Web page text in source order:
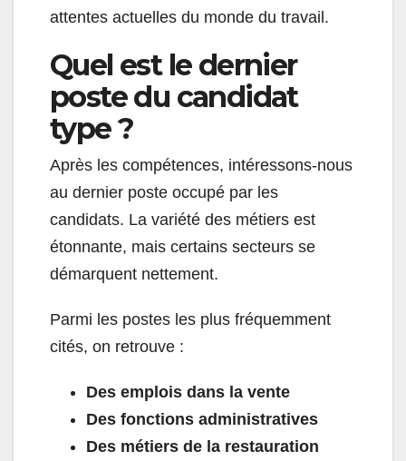
attentes actuelles du monde du travail.
Quel est le dernier
poste du candidat
type ?
Après les compétences, intéressons-nous
au dernier poste occupé par les
candidats. La variété des métiers est
étonnante, mais certains secteurs se
démarquent nettement.
Parmi les postes les plus fréquemment
cités, on retrouve :
Des emplois dans la vente
Des fonctions administratives
Des métiers de la restauration